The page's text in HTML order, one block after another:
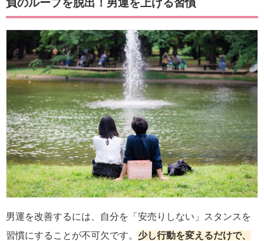
男運を改善するには、自分を「安売りしない」スタンスを
習慣にすることが不可欠です。 少し行動を変えるだけで、